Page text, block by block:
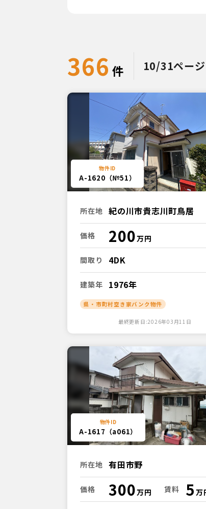
366 10/31ページ
A-1620（№51）
所在地 紀の川市貴志川町鳥居
価格 200
間取り 4DK
建築年 1976年
県・市町村空き家バンク物件
最終更新日:2026年03月11日
A-1617（a061）
所在地 有田市野
価格 300 賃料 5